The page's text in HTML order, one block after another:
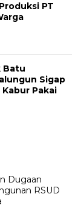
PT
Batu
Sigap
Pakai